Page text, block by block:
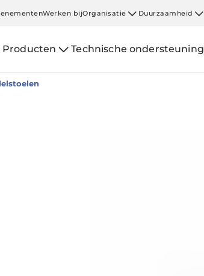
Werken bijOrganisatie Duurzaamheid
Producten Technische ondersteuning